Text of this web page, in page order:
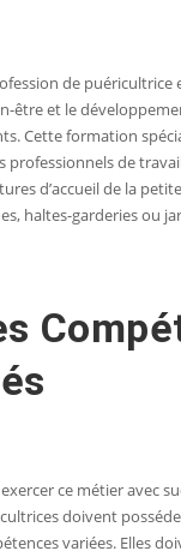
de puéricultrice
être et le
Cette formation
professionnels de
d’accueil de la
haltes-garderies ou
ce métier avec
doivent
variées. Elles